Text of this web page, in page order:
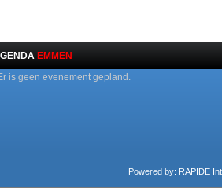
EMMEN
is geen evenement gepland.
Powered by: RAPIDE